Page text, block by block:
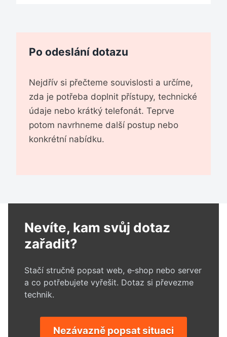
Po odeslání dotazu
Nejdřív si přečteme souvislosti a určíme,
zda je potřeba doplnit přístupy, technické
údaje nebo krátký telefonát. Teprve
potom navrhneme další postup nebo
konkrétní nabídku.
Nevíte, kam svůj dotaz
zařadit?
Stačí stručně popsat web, e‑shop nebo server
a co potřebujete vyřešit. Dotaz si převezme
technik.
Nezávazně popsat situaci